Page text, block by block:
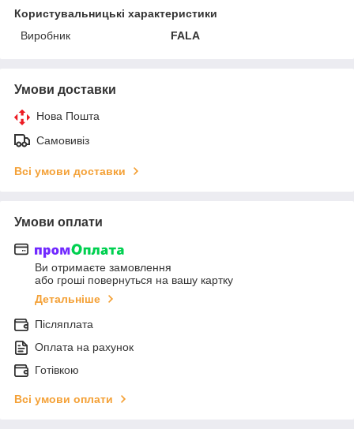
Користувальницькі характеристики
Виробник
FALA
Умови доставки
Нова Пошта
Самовивіз
Всі умови доставки
Умови оплати
Ви отримаєте замовлення
або гроші повернуться на вашу картку
Детальніше
Післяплата
Оплата на рахунок
Готівкою
Всі умови оплати